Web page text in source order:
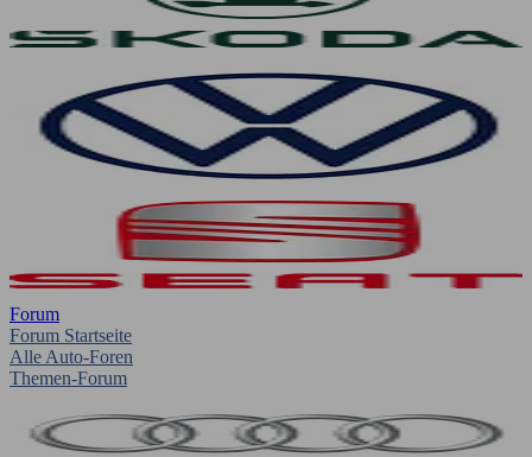
Forum
Forum Startseite
Alle Auto-Foren
Themen-Forum